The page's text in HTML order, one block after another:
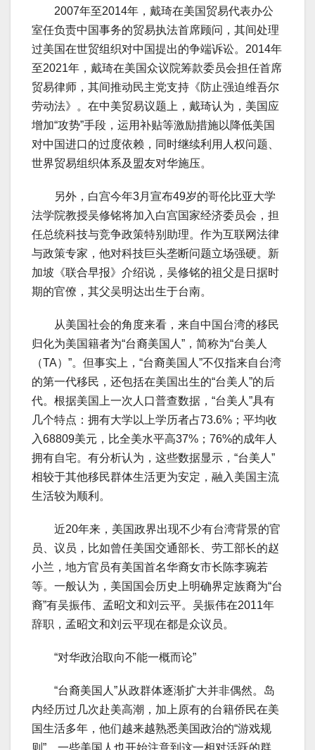
2007年至2014年，戴琦在美国贸易代表办公
室任负责中国事务的贸易执法首席顾问，其间处理
过美国在世贸组织对中国提出的争端诉讼。2014年
至2021年，戴琦在美国众议院筹款委员会担任首席
贸易律师，其间推动民主党支持《防止强迫维吾尔
劳动法》。在中美贸易议题上，戴琦认为，美国应
增加“攻势”手段，运用补贴等激励措施以降低美国
对中国进口的过度依赖，同时继续利用人权问题、
世界贸易组织体系及盟友对华施压。
另外，白宫今年3月宣布49岁的哥伦比亚大学
法学院教授吴修铭将加入白宫国家经济委员会，担
任总统科技与竞争政策特别助理。作为互联网法律
与政策专家，他对科技巨头垄断问题立场强硬。新
加坡《联合早报》介绍说，吴修铭的祖父是日据时
期的官僚，其父吴明达出生于台南。
从美国社会的角度来看，来自中国台湾的移民
归化为美国籍者为“台裔美国人”，简称为“台美人
（TA）”。但事实上，“台裔美国人”不仅指来自台湾
的第一代移民，还包括在美国出生的“台美人”的后
代。根据美国上一次人口普查数据，“台美人”具有
几个特点：拥有大学以上学历者占73.6%；平均收
入68809美元，比全美水平高37%；76%的成年人
拥有自宅。有分析认为，这些数据显示，“台美人”
相较于其他移民群体生活更为安定，融入美国主流
生活较为顺利。
近20年来，美国政界出现不少有台湾背景的官
员、议员，比如曾任美国交通部长、劳工部长的赵
小兰，地方官员有美国首名华裔女市长陈李琬若
等。一般认为，美国国会历史上明确界定族裔为“台
裔”有吴振伟、孟昭文和刘云平。吴振伟在2011年
辞职，孟昭文和刘云平现在都是众议员。
“对华政治取向不能一概而论”
“台裔美国人”从政群体逐渐扩大并非偶然。岛
内经历过几次赴美高潮，加上原有的台籍侨民在美
国生活多年，他们越来越熟悉美国政治的“游戏规